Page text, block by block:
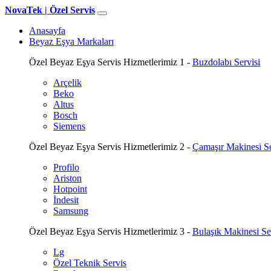
NovaTek | Özel Servis
Anasayfa
Beyaz Eşya Markaları
Özel Beyaz Eşya Servis Hizmetlerimiz 1 - Buzdolabı Servisi
Arçelik
Beko
Altus
Bosch
Siemens
Özel Beyaz Eşya Servis Hizmetlerimiz 2 - Çamaşır Makinesi
Profilo
Ariston
Hotpoint
İndesit
Samsung
Özel Beyaz Eşya Servis Hizmetlerimiz 3 - Bulaşık Makinesi
Lg
Özel Teknik Servis